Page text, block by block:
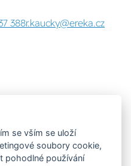
388r.kaucky@ereka.cz
se vším se uloží
soubory cookie,
pohodlné používání